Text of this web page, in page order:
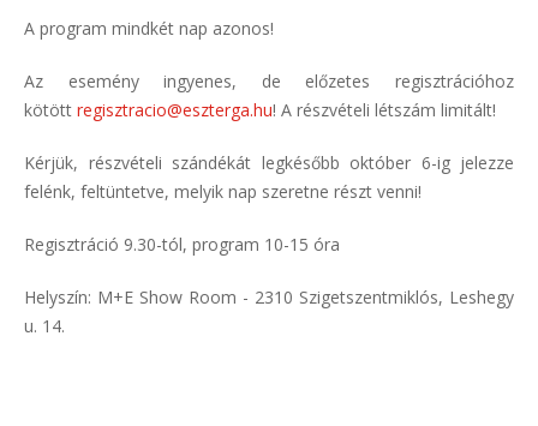
A program mindkét nap azonos!
Az esemény ingyenes, de előzetes regisztrációhoz
kötött regisztracio@eszterga.hu! A részvételi létszám limitált!
Kérjük, részvételi szándékát legkésőbb október 6-ig jelezze
felénk, feltüntetve, melyik nap szeretne részt venni!
Regisztráció 9.30-tól, program 10-15 óra
Helyszín: M+E Show Room - 2310 Szigetszentmiklós, Leshegy
u. 14.